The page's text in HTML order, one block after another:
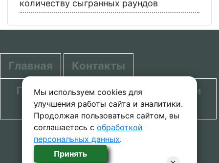
Мы используем cookies для
улучшения работы сайта и аналитики.
Продолжая пользоваться сайтом, вы
соглашаетесь с обработкой
персональных данных.
Принять
количеству сыгранных раундов
Главная
Контакты
Политика в отношении обработки
персональных данных
© 2020-2026 проект SecretGuide.RU При
копировании материалов сcылка на сайт
обязательна.